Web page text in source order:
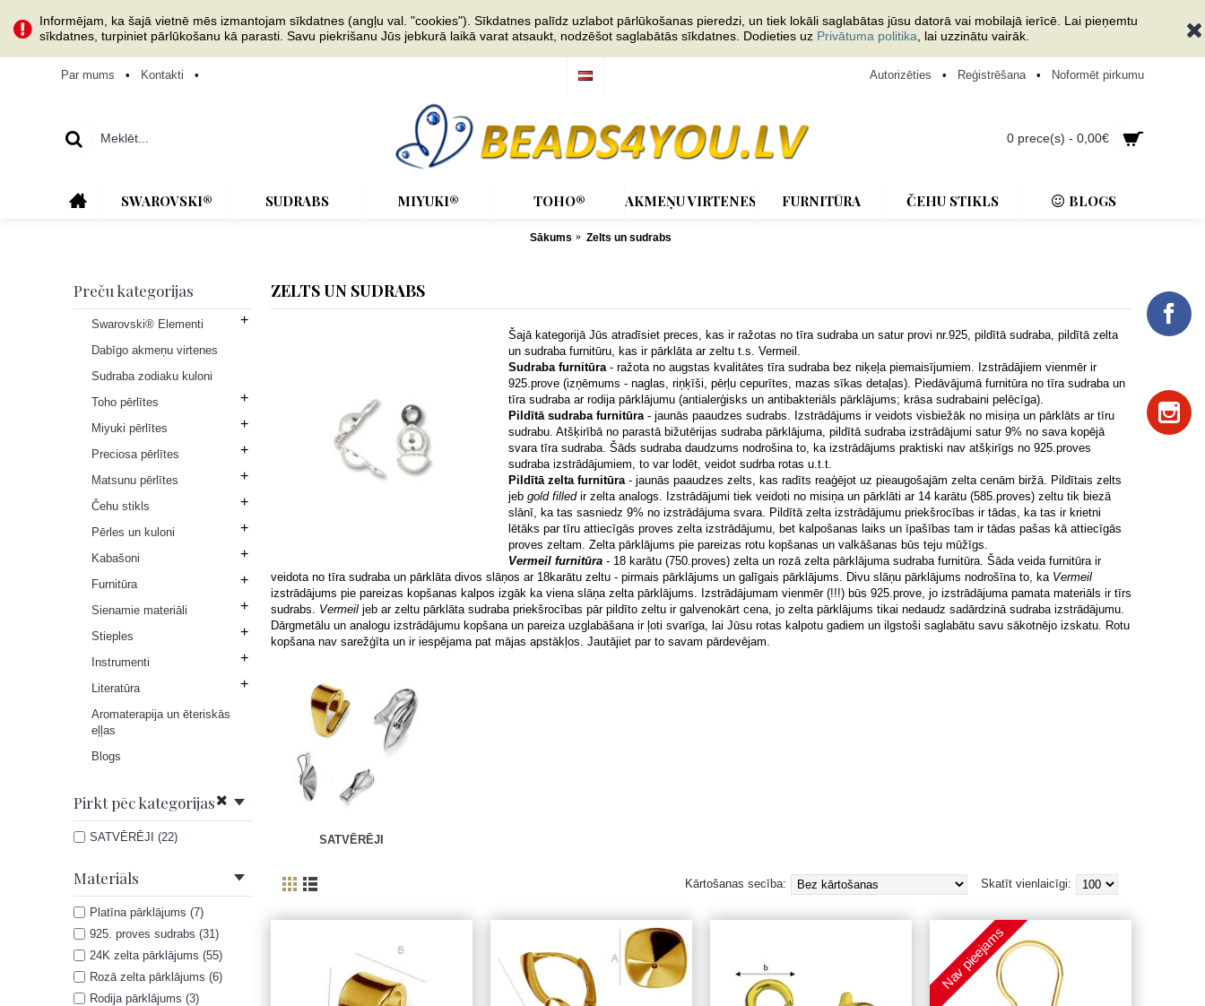
Informējam, ka šajā vietnē mēs izmantojam sīkdatnes (angļu val. "cookies"). Sīkdatnes palīdz uzlabot pārlūkošanas pieredzi, un tiek lokāli saglabātas jūsu datorā vai mobilajā ierīcē. Lai pieņemtu
sīkdatnes, turpiniet pārlūkošanu kā parasti. Savu piekrišanu Jūs jebkurā laikā varat atsaukt, nodzēšot saglabātās sīkdatnes. Dodieties uz Privātuma politika , lai uzzinātu vairāk.
Par mums • Kontakti • Autorizēties • Reģistrēšana • Noformēt pirkumu
0 prece(s) - 0,00€
SWAROVSKI® SUDRABS MIYUKI® TOHO® AKMEŅU VIRTENES FURNITŪRA ČEHU STIKLS BLOGS
Sākums Zelts un sudrabs
Preču kategorijas
Swarovski® Elementi +
Dabīgo akmeņu virtenes
Sudraba zodiaku kuloni
Toho pērlītes
+
Miyuki pērlītes +
Preciosa pērlītes +
Matsunu pērlītes +
Čehu stikls +
Pērles un kuloni +
Kabašoni +
Furnitūra +
Sienamie materiāli +
Stieples +
Instrumenti +
Literatūra +
Aromaterapija un ēteriskās
eļļas
Blogs
Pirkt pēc kategorijas
SATVĒRĒJI (22)
Materiāls
Platīna pārklājums (7)
925. proves sudrabs (31)
24K zelta pārklājums (55)
Rozā zelta pārklājums (6)
Rodija pārklājums (3)
ZELTS UN SUDRABS
Šajā kategorijā Jūs atradīsiet preces, kas ir ražotas no tīra sudraba un satur provi nr.925, pildītā sudraba, pildītā zelta
un sudraba furnitūru, kas ir pārklāta ar zeltu t.s. Vermeil.
Sudraba furnitūra- ražota no augstas kvalitātes tīra sudraba bez niķeļa piemaisījumiem. Izstrādājiem vienmēr ir
925.prove (izņēmums - naglas, riņķīši, pērļu cepurītes, mazas sīkas detaļas). Piedāvājumā furnitūra no tīra sudraba un
tīra sudraba ar rodija pārklājumu (antialerģisks un antibakteriāls pārklājums; krāsa sudrabaini pelēcīga).
Pildītā sudraba furnitūra- jaunās paaudzes sudrabs. Izstrādājums ir veidots visbiežāk no misiņa un pārklāts ar tīru
sudrabu. Atšķirībā no parastā bižutērijas sudraba pārklājuma, pildītā sudraba izstrādājumi satur 9% no sava kopējā
svara tīra sudraba. Šāds sudraba daudzums nodrošina to, ka izstrādājums praktiski nav atšķirīgs no 925.proves
sudraba izstrādājumiem, to var lodēt, veidot sudrba rotas u.t.t.
Pildītā zelta furnitūra- jaunās paaudzes zelts, kas radīts reaģējot uz pieaugošajām zelta cenām biržā. Pildītais zelts
jeb gold filled ir zelta analogs. Izstrādājumi tiek veidoti no misiņa un pārklāti ar 14 karātu (585.proves) zeltu tik biezā
slānī, ka tas sasniedz 9% no izstrādājuma svara. Pildītā zelta izstrādājumu priekšrocības ir tādas, ka tas ir krietni
lētāks par tīru attiecīgās proves zelta izstrādājumu, bet kalpošanas laiks un īpašības tam ir tādas pašas kā attiecīgās
proves zeltam. Zelta pārklājums pie pareizas rotu kopšanas un valkāšanas būs teju mūžīgs.
Vermeil furnitūra - 18 karātu (750.proves) zelta un rozā zelta pārklājuma sudraba furnitūra. Šāda veida furnitūra ir
veidota no tīra sudraba un pārklāta divos slāņos ar 18karātu zeltu - pirmais pārklājums un galīgais pārklājums. Divu slāņu pārklājums nodrošīna to, ka Vermeil
izstrādājums pie pareizas kopšanas kalpos izgāk ka viena slāņa zelta pārklājums. Izstrādājumam vienmēr (!!!) būs 925.prove, jo izstrādājuma pamata materiāls ir tīrs
sudrabs. Vermeil jeb ar zeltu pārklāta sudraba priekšrocības pār pildīto zeltu ir galvenokārt cena, jo zelta pārklājums tikai nedaudz sadārdzinā sudraba izstrādājumu.
Dārgmetālu un analogu izstrādājumu kopšana un pareiza uzglabāšana ir ļoti svarīga, lai Jūsu rotas kalpotu gadiem un ilgstoši saglabātu savu sākotnējo izskatu. Rotu
kopšana nav sarežģīta un ir iespējama pat mājas apstākļos. Jautājiet par to savam pārdevējam.
SATVĒRĒJI
Skatīt vienlaicīgi:
Kārtošanas secība:
Nav pieejams